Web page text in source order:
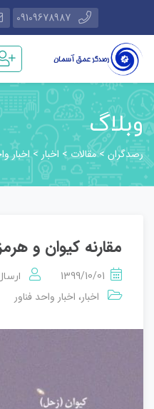
09109678987
وبلاگ
رصدگران>مقالات> اخبار >اخبار
مقارنه کیوان و
1399/10/01
اخبار، اخبار واحد فناور